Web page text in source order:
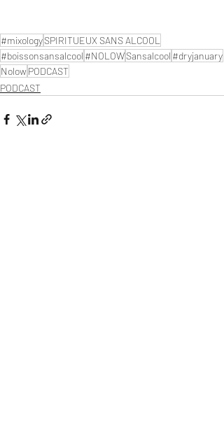
#mixologySPIRITUEUX SANS ALCOOL
#boissonsansalcool #NOLOWSansalcool #dryjanuary
Nolow PODCAST
PODCAST